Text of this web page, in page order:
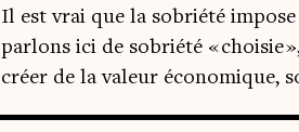
Il est vrai que la sobriété
parlons ici de sobriété « choisie
créer de la valeur économique,